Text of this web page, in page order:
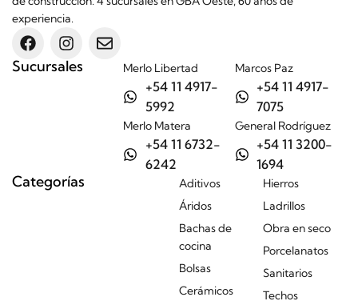
experiencia.
Sucursales Merlo Libertad
+54 11 4917-
5992
Merlo Matera
+54 11 6732-
6242
Marcos Paz
+54 11 4917-
7075
General Rodríguez
+54 11 3200-
1694
Categorías
Aditivos
Áridos
Bachas de
cocina
Bolsas
Cerámicos
Hierros
Ladrillos
Obra en seco
Porcelanatos
Sanitarios
Techos